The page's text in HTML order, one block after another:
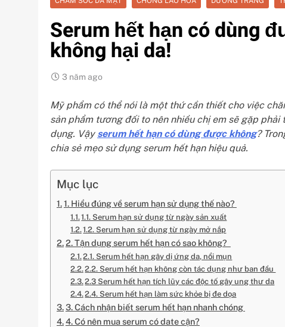
Serum hết hạn có dùng
không hại da!
3 năm ago
Mỹ phẩm có thể nói là một thứ cần thiết cho việc
sản phẩm tương đối to nên nhiều chị em sẽ gặp
dụng. Vậy serum hết hạn có dùng được không?
chia sẻ mẹo sử dụng serum hết hạn hiệu quả.
Mục lục
1. Hiểu đúng về serum hạn sử dụng thế nào?
1.1. Serum hạn sử dụng từ ngày sản xuất
1.2. Serum hạn sử dụng từ ngày mở nắp
2. Tận dụng serum hết hạn có sao không?
2.1. Serum hết hạn gây dị ứng da, nổi mụn
2.2. Serum hết hạn không còn tác dụng như ban đầu
2.3 Serum hết hạn tích lũy các độc tố gây ung thư da
2.4. Serum hết hạn làm sức khỏe bị đe dọa
3. Cách nhận biết serum hết hạn nhanh chóng
4. Có nên mua serum có date cận?